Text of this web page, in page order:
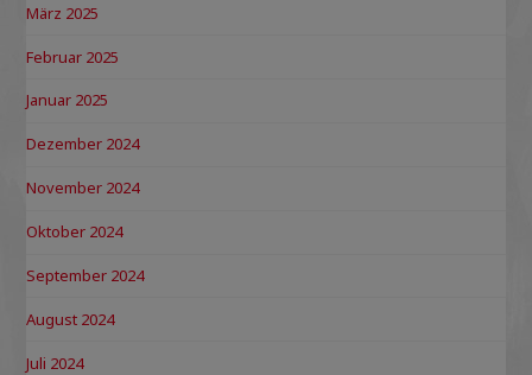
März 2025
Februar 2025
Januar 2025
Dezember 2024
November 2024
Oktober 2024
September 2024
August 2024
Juli 2024